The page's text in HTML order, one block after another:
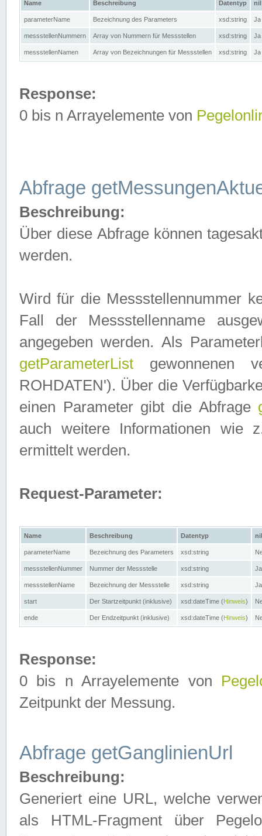
Name Beschreibung Datentyp nil
parameterName Bezeichnung des Parameters xsd:string Ja
messstellenNummern Array von Nummern für Messstellen xsd:string Ja
messstellenNamen Array von Bezeichnungen für Messstellen xsd:string Ja
Response:
0 bis n Arrayelemente von
Abfrage
Beschreibung:
Über diese Abfrage können
werden.
Wird für die Messstellennummer
Fall der Messstellenname
angegeben werden. Als
getParameterList gewonnenen
ROHDATEN'). Über die
einen Parameter gibt die Abfrage
auch weitere Informationen wie
ermittelt werden.
Request-Parameter:
Name Beschreibung Datentyp nil
parameterName Bezeichnung des Parameters xsd:string
messstellenNummer Nummer der Messstelle xsd:string Ja
messstellenName Bezeichnung der Messstelle xsd:string Ja
start Der Startzeitpunkt (inklusive) xsd:dateTime (Hinweis)
ende Der Endzeitpunkt (inklusive) xsd:dateTime (Hinweis)
Response:
0 bis n Arrayelemente von
Zeitpunkt der Messung.
Abfrage getGanglinienUrl
Beschreibung:
Generiert eine URL, welche
als HTML-Fragment über